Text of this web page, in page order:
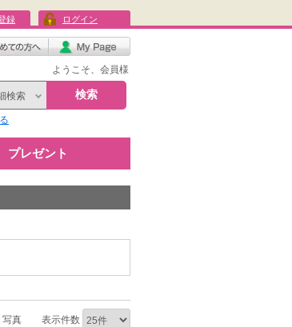
録 ログイン
ようこそ、会員様
検索 検索
プレゼント
写真 表示件数